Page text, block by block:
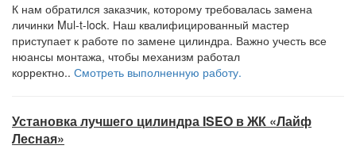
К нам обратился заказчик, которому требовалась замена
личинки Mul-t-lock. Наш квалифицированный мастер
приступает к работе по замене цилиндра. Важно учесть все
нюансы монтажа, чтобы механизм работал
корректно.. Смотреть выполненную работу.
Установка лучшего цилиндра ISEO в ЖК «Лайф
Лесная»